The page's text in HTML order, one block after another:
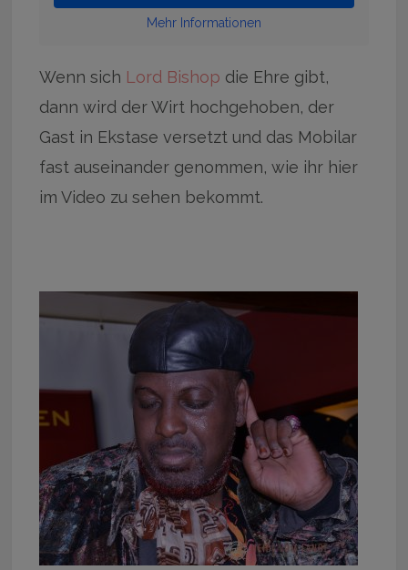
Mehr Informationen
Wenn sich Lord Bishop die Ehre gibt,
dann wird der Wirt hochgehoben, der
Gast in Ekstase versetzt und das Mobilar
fast auseinander genommen, wie ihr hier
im Video zu sehen bekommt.